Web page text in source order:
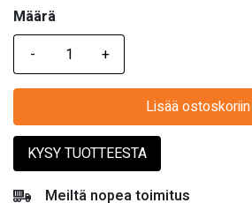
Määrä
Määrä
Lisää ostoskoriin
KYSY TUOTTEESTA
Meiltä nopea toimitus